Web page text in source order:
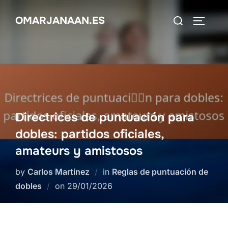
OMARJANAAN.ES
Search
Directrices de puntuación para
dobles: partidos oficiales,
amateurs y amistosos
by Carlos Martínez in Reglas de puntuación de
dobles
on Posted
29/01/2026